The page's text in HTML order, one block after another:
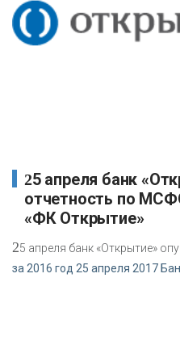
25 апреля банк «Открытие» опубликовал
отчетность по
«ФК Открытие»
25 апреля банк «Открытие»
за 2016 год 25 апреля 2017